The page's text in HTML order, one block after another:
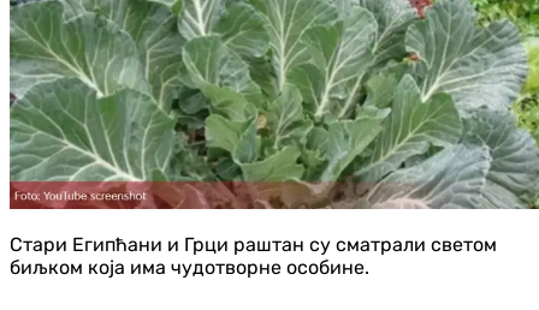
Стари Египћани и Грци раштан су сматрали светом
биљком која има чудотворне особине.